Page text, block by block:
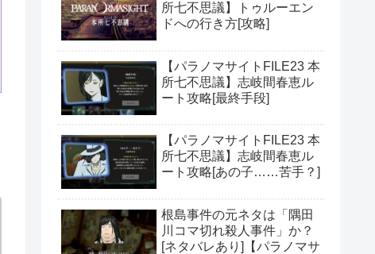
所七不思議】トゥルーエン
ドへの行き方[攻略]
【パラノマサイトFILE23 本
所七不思議】志岐間春恵ル
ート攻略[最終手段]
【パラノマサイトFILE23 本
所七不思議】志岐間春恵ル
ート攻略[あの子……苦手？]
根島事件の元ネタは「隅田
川コマ切れ殺人事件」か？
[ネタバレあり]【パラノマサ